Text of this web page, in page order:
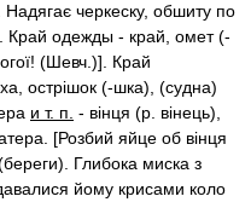
черкеску, обшиту по
Край одежды - край, омет (-
(Шевч.)]. Край
острішок (-шка), (судна)
и т. п. - вінця (р. вінець),
[Розбий яйце об вінця
Глибока миска з
йому крисами коло